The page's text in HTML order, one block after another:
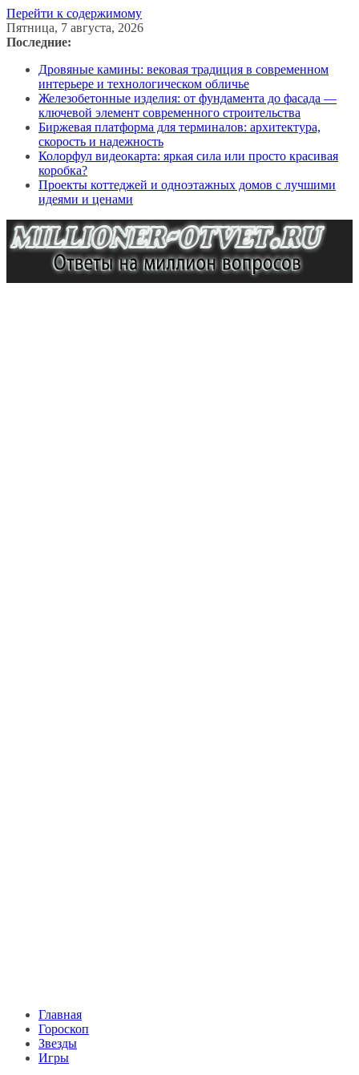
Перейти к содержимому
Пятница, 7 августа, 2026
Последние:
Дровяные камины: вековая традиция в современном
интерьере и технологическом обличье
Железобетонные изделия: от фундамента до фасада —
ключевой элемент современного строительства
Биржевая платформа для терминалов: архитектура,
скорость и надежность
Колорфул видеокарта: яркая сила или просто красивая
коробка?
Проекты коттеджей и одноэтажных домов с лучшими
идеями и ценами
Главная
Гороскоп
Звезды
Игры